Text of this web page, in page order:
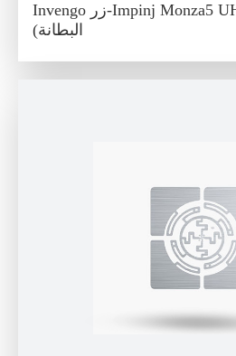
Invengo زر-Impinj Monza5 UHF البطانة (الجاف
البطانة)